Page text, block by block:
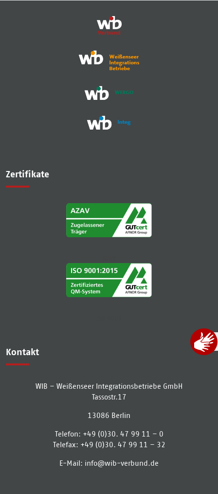
Zertifikate
Kontakt
WIB – Weißenseer Integrationsbetriebe GmbH
Tassostr.17
13086 Berlin
Telefon: +49 (0)30. 47 99 11 – 0
Telefax: +49 (0)30. 47 99 11 – 32
E-Mail: info­@­wib-verbund­.­de